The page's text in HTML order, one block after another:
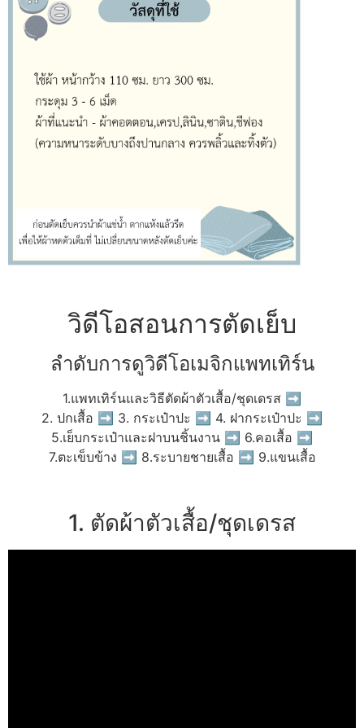
วิดีโอสอนการตัดเย็บ
ลำดับการดูวิดีโอเมจิกแพทเทิร์น
1.แพทเทิร์นและวิธีตัดผ้าตัวเสื้อ/ชุดเดรส ➡
2. ปกเสื้อ ➡ 3. กระเป๋าปะ ➡ 4. ฝากระเป๋าปะ ➡
5.เย็บกระเป๋าและฝาบนชิ้นงาน ➡ 6.คอเสื้อ ➡
7.ตะเข็บข้าง ➡ 8.ระบายชายเสื้อ ➡ 9.แขนเสื้อ
1. ตัดผ้าตัวเสื้อ/ชุดเดรส